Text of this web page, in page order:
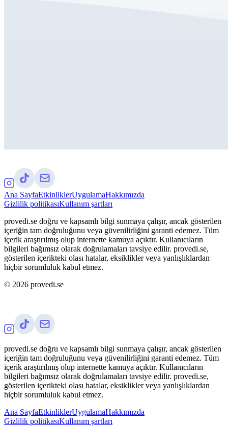
Ana SayfaEtkinliklerUygulamaHakkımızda
Gizlilik politikasıKullanım şartları
provedi.se doğru ve kapsamlı bilgi sunmaya çalışır, ancak gösterilen
içeriğin tam doğruluğunu veya güvenilirliğini garanti edemez. Tüm
içerik araştırılmış olup internette kamuya açıktır. Kullanıcıların
bilgileri bağımsız olarak doğrulamaları tavsiye edilir. provedi.se,
gösterilen içerikteki olası hatalar, eksiklikler veya yanlışlıklardan
hiçbir sorumluluk kabul etmez.
© 2026 provedi.se
provedi.se doğru ve kapsamlı bilgi sunmaya çalışır, ancak gösterilen
içeriğin tam doğruluğunu veya güvenilirliğini garanti edemez. Tüm
içerik araştırılmış olup internette kamuya açıktır. Kullanıcıların
bilgileri bağımsız olarak doğrulamaları tavsiye edilir. provedi.se,
gösterilen içerikteki olası hatalar, eksiklikler veya yanlışlıklardan
hiçbir sorumluluk kabul etmez.
Ana SayfaEtkinliklerUygulamaHakkımızda
Gizlilik politikasıKullanım şartları